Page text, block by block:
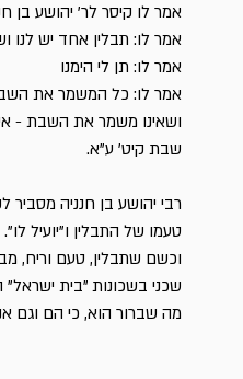
אמר לו קיסר לר' יהושע בן
אמר לו: תבלין אחד יש לנו
אמר לו: תן לי הימנו
אמר לו: כל המשמר את
ושאינו משמר את השבת -
שבת קיט' ע"א.
רבי יהושע בן חנניה
טעמו של התבלין ו"יועיל
וכשם שתבלין, טעם וריח,
שכני בשכונות "בית
מה שברור הוא, כי הם וגם